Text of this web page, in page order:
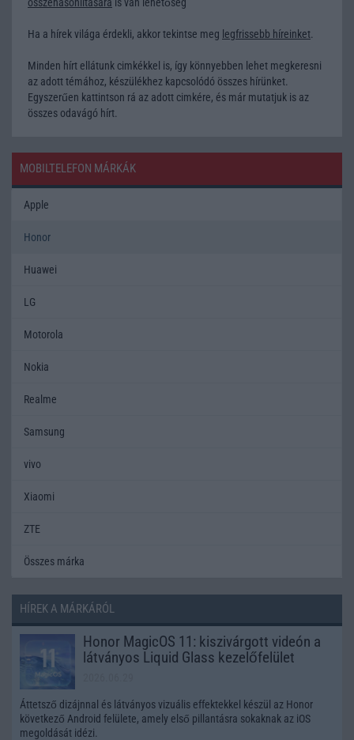
Ha a hírek világa érdekli, akkor tekintse meg legfrissebb híreinket
Minden hírt ellátunk cimkékkel is, így könnyebben lehet megkeresni
az adott témához, készülékhez kapcsolódó összes hírünket.
Egyszerűen kattintson rá az adott cimkére, és már mutatjuk is az
összes odavágó hírt.
MOBILTELEFON MÁRKÁK
Apple
Honor
Huawei
LG
Motorola
Nokia
Realme
Samsung
vivo
Xiaomi
ZTE
Összes márka
HÍREK A MÁRKÁRÓL
Honor MagicOS 11: kiszivárgott videón a
látványos Liquid Glass kezelőfelület
Áttetsző dizájnnal és látványos vizuális effektekkel készül az Honor
következő Android felülete, amely első pillantásra sokaknak az iOS
megoldását idézi.